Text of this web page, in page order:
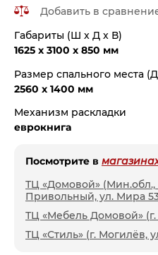
Добавить в
Габариты (Ш x Д x В)
1625 x 3100 x 850 мм
Размер спального места
2560 x 1400 мм
Механизм раскладки
еврокнига
Посмотрите в
ТЦ «Домовой»
Привольный, ул. Мира
ТЦ «Мебель Домовой» (г.
ТЦ «Стиль» (г. Могилёв,